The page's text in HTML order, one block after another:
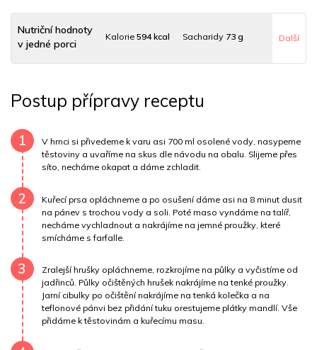
Nutriční hodnoty
v jedné porci
Kalorie 594 kcal Sacharidy 73 g
Uhlovodany73 g Cholesterol85.2 mg
Draslík 556.3 mg Vláknina10897 mg
Vitamín A10897 mg Vitamín B60.8 mg
Vitamín B120 mg Vitamín C6.2 mg
Vitamín E0.4 mg Vápník 0 mg Železo0.7 mg
Další
Postup přípravy receptu
1
V hrnci si přivedeme k varu asi 700 ml osolené vody, nasypeme
těstoviny a uvaříme na skus dle návodu na obalu. Slijeme přes
síto, necháme okapat a dáme zchladit.
2
Kuřecí prsa opláchneme a po osušení dáme asi na 8 minut dusit
na pánev s trochou vody a soli. Poté maso vyndáme na talíř,
necháme vychladnout a nakrájíme na jemné proužky, které
smícháme s farfalle.
3
Zralejší hrušky opláchneme, rozkrojíme na půlky a vyčistíme od
jadřinců. Půlky očištěných hrušek nakrájíme na tenké proužky.
Jarní cibulky po očištění nakrájíme na tenká kolečka a na
teflonové pánvi bez přidání tuku orestujeme plátky mandlí. Vše
přidáme k těstovinám a kuřecímu masu.